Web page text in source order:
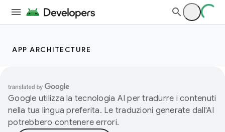
APP ARCHITECTURE
Google utilizza la tecnologia AI per tradurre i contenuti
nella tua lingua preferita. Le traduzioni generate dall'AI
potrebbero contenere errori.